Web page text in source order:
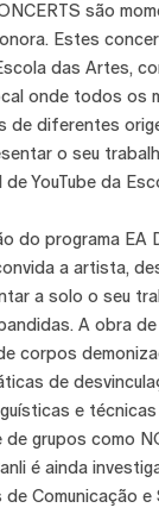
são
Estes
das Artes,
onde todos os
de diferentes
o seu
YouTube da
do programa EA
a artista,
a solo o seu
A obra
corpos
de
e
de grupos como
é ainda
Comunicação e